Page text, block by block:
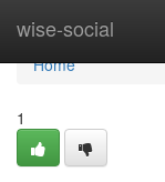
wise-social
Home
Home
1